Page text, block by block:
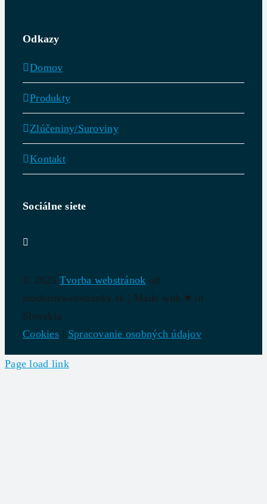
Odkazy
Domov
Produkty
Zlúčeniny/Suroviny
Kontakt
Sociálne siete
© 2025 Tvorba webstránok od
modernewebstranky.sk | Made with ♥ in
Slovakia
Cookies | Spracovanie osobných údajov
Page load link